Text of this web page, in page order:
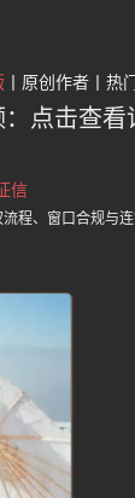
原创作者 热
点击查看
信
程、窗口合规与